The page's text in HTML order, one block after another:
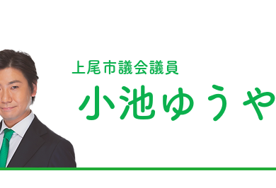
小池ゆうや
上尾市議会議員